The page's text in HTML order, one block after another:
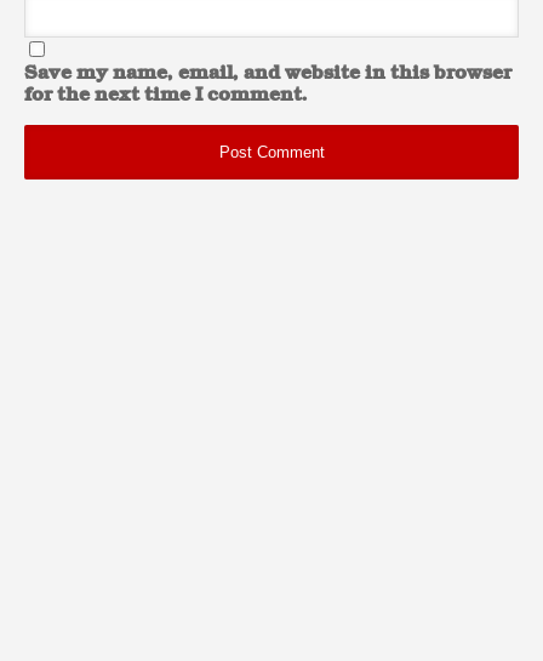
Save my name, email, and website in this browser
for the next time I comment.